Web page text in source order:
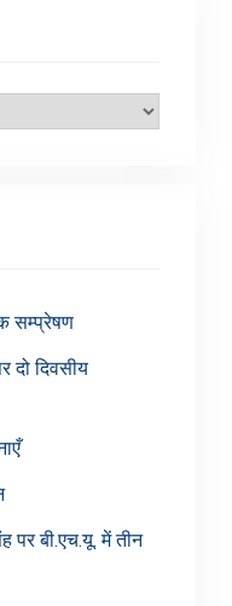
सम्प्रेषण
दो दिवसीय
पर बी.एच.यू. में तीन